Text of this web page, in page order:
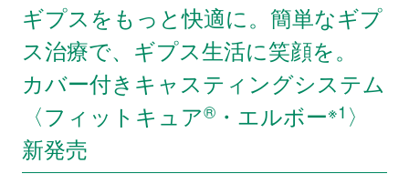
ギプスをもっと快適に。簡単なギプ
ス治療で、ギプス生活に笑顔を。
カバー付きキャスティングシステム
〈フィットキュア®・エルボー※1 〉
新発売